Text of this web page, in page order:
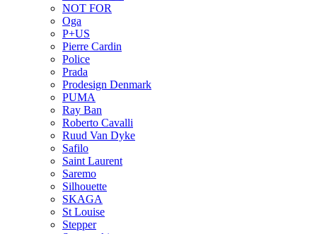
NOT FOR
Oga
P+US
Pierre Cardin
Police
Prada
Prodesign Denmark
PUMA
Ray Ban
Roberto Cavalli
Ruud Van Dyke
Safilo
Saint Laurent
Saremo
Silhouette
SKAGA
St Louise
Stepper